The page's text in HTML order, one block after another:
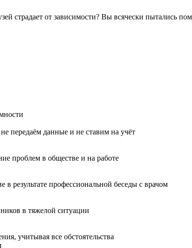
страдает от зависимости? Вы всячески пытались
передаём данные и не ставим на учёт
проблем в обществе и на работе
в результате профессиональной беседы с врачом
в тяжелой ситуации
учитывая все обстоятельства